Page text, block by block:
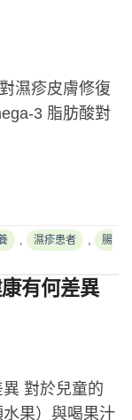
濕疹皮膚修復
3 脂肪酸對
濕疹患者
腸
有何差異
對於兒童的
果）與喝果汁